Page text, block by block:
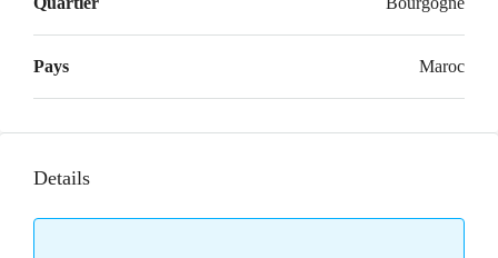
Pays Maroc
Details